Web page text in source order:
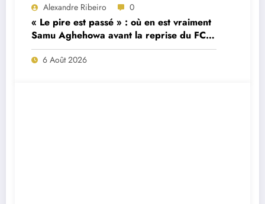
Alexandre Ribeiro 0
« Le pire est passé » : où en est vraiment
Samu Aghehowa avant la reprise du FC
Porto ?
6 Août 2026